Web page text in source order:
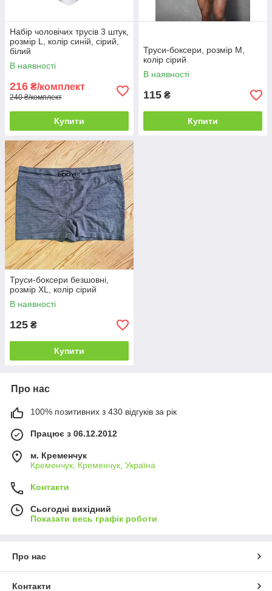
Набір чоловічих трусів 3 штук,
розмір L, колір синій, сірий,
білий
В наявності
216 ₴/комплект
240 ₴/комплект
Купити
Труси-боксери, розмір M,
колір сірий
В наявності
115 ₴
Купити
Труси-боксери безшовні,
розмір XL, колір сірий
В наявності
125 ₴
Купити
Про нас
100% позитивних з 430 відгуків за рік
Працює з 06.12.2012
м. Кременчук
Кременчук, Кременчук, Україна
Контакти
Сьогодні вихідний
Показати весь графік роботи
Про нас
Контакти